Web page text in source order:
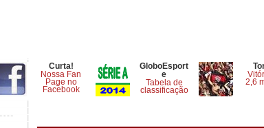
Curta!
Nossa Fan
Page no
Facebook
GloboEsport
e
Tabela de
classificação
2,6